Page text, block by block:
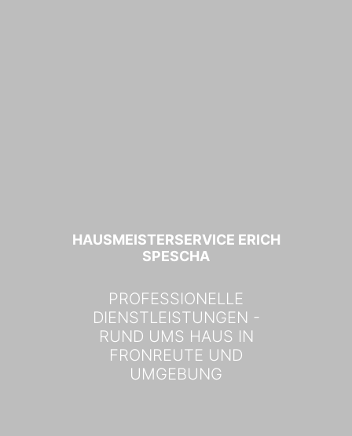
HAUSMEISTERSERVICE ERICH
SPESCHA
PROFESSIONELLE
DIENSTLEISTUNGEN -
RUND UMS HAUS IN
FRONREUTE UND
UMGEBUNG